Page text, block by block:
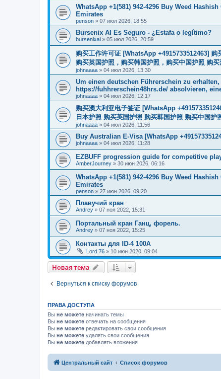
WhatsApp +1(581) 942-4296 Buy Weed
Emirates
penson » 07 июл 2026, 18:55
Bursenix AI Es Seguro - ¿Estafa o legítimo?
bursenixai » 05 июл 2026, 20:59
购买工作许可证 [WhatsApp +4915733512463] 购
购买英国护照，购买韩国护照，购买中国护照 购
johnaaaa » 04 июл 2026, 13:30
Um einen deutschen Führerschein zu
https://fuhhrerschein48hrs.de/ absolvieren,
johnaaaa » 04 июл 2026, 12:17
购买澳大利亚电子签证 [WhatsApp
日本护照 购买英国护照 购买韩国护照 购买中国
johnaaaa » 04 июл 2026, 11:56
Buy Australian E-Visa [WhatsApp
johnaaaa » 04 июл 2026, 11:28
EZBUFF progression guide for competitive
AmberJourney » 30 июн 2026, 06:16
WhatsApp +1(581) 942-4296 Buy Weed
Emirates
penson » 27 июн 2026, 09:20
Плавучий кран
Andrey » 07 ноя 2022, 15:31
Портальный кран Ганц, форель.
Andrey » 07 ноя 2022, 15:25
Контакты для ID-4 100A
Lord.76 » 10 июн 2020, 09:04
Новая тема
Вернуться к списку форумов
ПРАВА ДОСТУПА
Вы не можете начинать темы
Вы не можете отвечать на сообщения
Вы не можете редактировать свои сообщения
Вы не можете удалять свои сообщения
Вы не можете добавлять вложения
Центральный сайт Список форумов